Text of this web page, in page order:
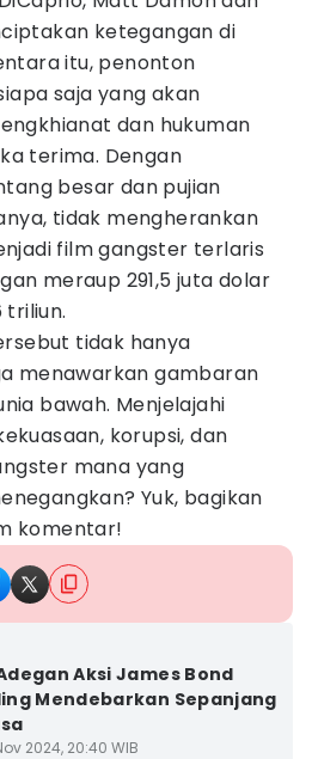
ketegangan di
itu, penonton
saja yang akan
dan hukuman
terima. Dengan
besar dan pujian
tidak mengherankan
film gangster terlaris
meraup 291,5 juta dolar
triliun.
tidak hanya
menawarkan gambaran
bawah. Menjelajahi
korupsi, dan
mana yang
Yuk, bagikan
komentar!
Aksi James Bond
Mendebarkan Sepanjang
2024, 20:40 WIB